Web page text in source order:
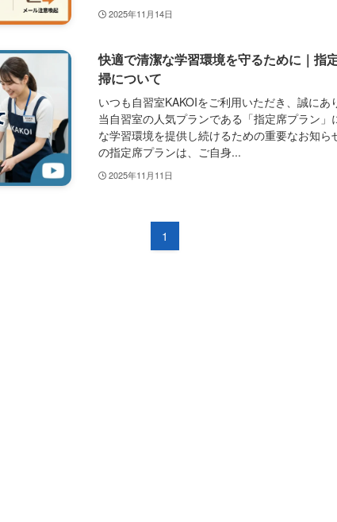
2025年11月14日
快適で清潔な学習環境を守るために｜指
掃について
いつも自習室KAKOIをご利用いただき、誠にあ
当自習室の人気プランである「指定席プラン
な学習環境を提供し続けるための重要なお知ら
の指定席プランは、ご自身...
2025年11月11日
1